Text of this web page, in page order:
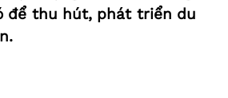
để thu hút, phát triển du